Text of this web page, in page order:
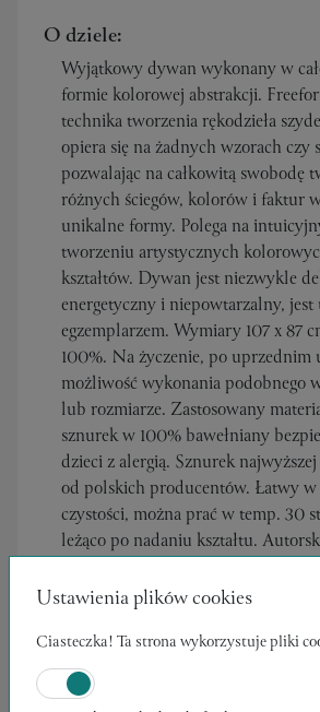
O dziele:
Wyjątkowy dywan wykonany w
formie kolorowej abstrakcji.
technika tworzenia rękodzieła
opiera się na żadnych wzorach czy
pozwalając na całkowitą swobodę
różnych ściegów, kolorów i faktur
unikalne formy. Polega na
tworzeniu artystycznych
kształtów. Dywan jest niezwykle
energetyczny i niepowtarzalny,
egzemplarzem. Wymiary 107 x 87
100%. Na życzenie, po uprzednim
możliwość wykonania podobnego
lub rozmiarze. Zastosowany
sznurek w 100% bawełniany
dzieci z alergią. Sznurek
od polskich producentów. Łatwy
czystości, można prać w temp. 30
leżąco po nadaniu kształtu.
Politykę Zwrotów Apeiron Arte.
Ustawienia plików cookies
Ciasteczka! Ta strona wykorzystuje pliki